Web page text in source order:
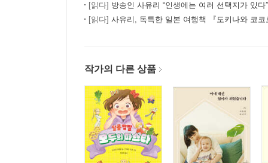
[읽다] 방송인 사유리 “인생에는 여러 선택지가 있다”
[읽다] 사유리, 독특한 일본 여행책 『도키나와 코
작가의 다른 상품